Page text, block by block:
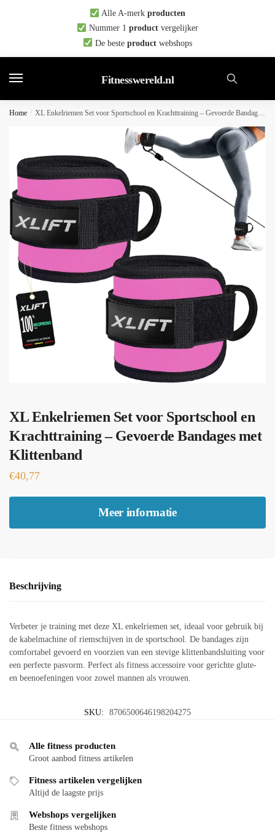
Alle A-merk producten
Nummer 1 productvergelijker
De beste productwebshops
Fitnesswereld.nl
Home / XL Enkelriemen Set voor Sportschool en Krachttraining – Gevoerde Bandages met Klittenband
XL Enkelriemen Set voor Sportschool en
Krachttraining – Gevoerde Bandages met
Klittenband
€40,77
Meer informatie
Beschrijving
Verbeter je training met deze XL enkelriemen set, ideaal voor gebruik bij
de kabelmachine of riemschijven in de sportschool. De bandages zijn
comfortabel gevoerd en voorzien van een stevige klittenbandsluiting voor
een perfecte pasvorm. Perfect als fitness accessoire voor gerichte glute-
en beenoefeningen voor zowel mannen als vrouwen.
SKU: 8706500646198204275
Alle fitness producten
Groot aanbod fitness artikelen
Fitness artikelen vergelijken
Altijd de laagste prijs
Webshops vergelijken
Beste fitness webshops